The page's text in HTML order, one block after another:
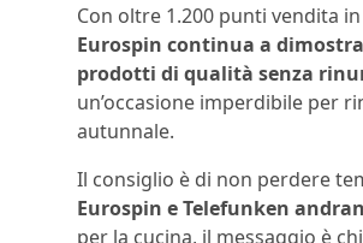
Con oltre 1.200 punti vendita
Eurospin continua a
prodotti di qualità senza
un’occasione imperdibile per
autunnale.
Il consiglio è di non perdere
Eurospin e Telefunken
per la cucina, il messaggio è